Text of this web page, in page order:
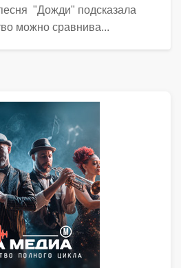
"Дожди" подсказала
можно сравнива...